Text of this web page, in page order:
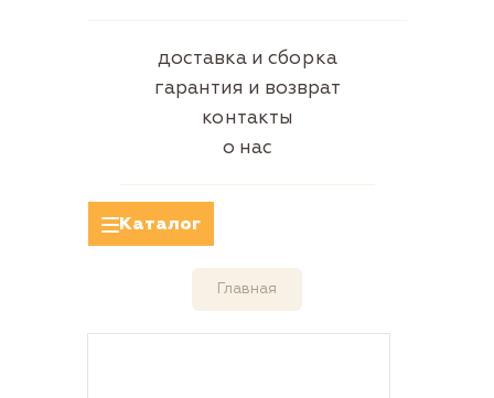
доставка и сборка
гарантия и возврат
контакты
о нас
Каталог
Главная